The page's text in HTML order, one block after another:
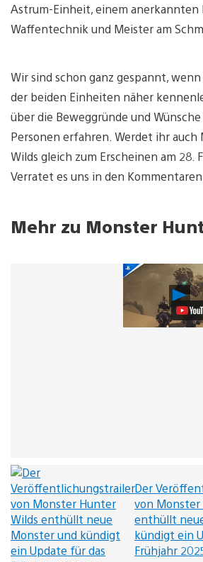
Astrum-Einheit, einem
Waffentechnik und Meister am
Wir sind schon ganz gespannt,
der beiden Einheiten näher
über die Beweggründe und
Personen erfahren. Werdet ihr
Wilds gleich zum Erscheinen am 28.
Verratet es uns in den Kommentaren.
Mehr zu Monster
Der
von Monster
enthüllt
kündigt ein
Frühjahr